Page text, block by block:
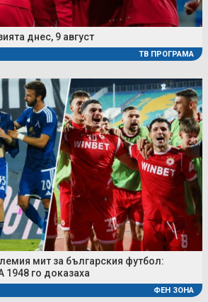
днес, 9 август
ТВ ПРОГРАМА
мит за българския футбол:
го доказаха
ФЕН ЗОНА